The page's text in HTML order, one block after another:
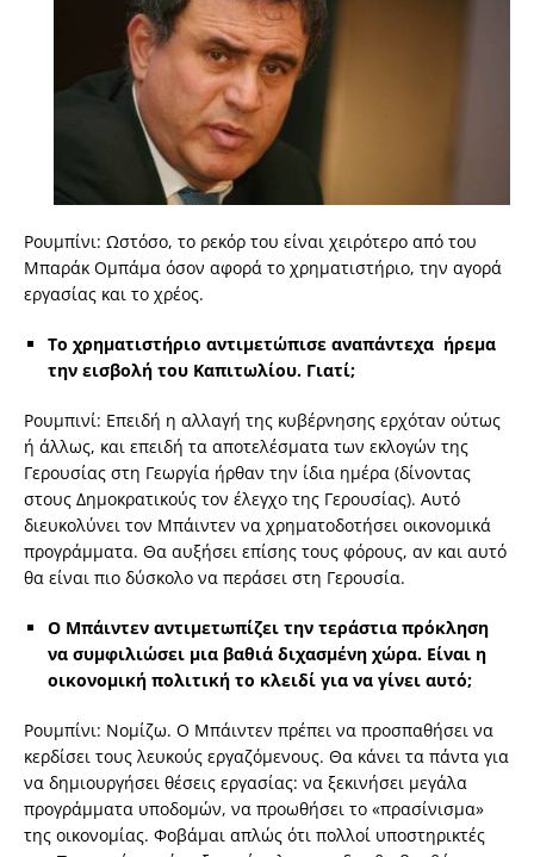
Ρουμπίνι: Ωστόσο, το ρεκόρ του είναι χειρότερο από του
Μπαράκ Ομπάμα όσον αφορά το χρηματιστήριο, την αγορά
εργασίας και το χρέος.
Το χρηματιστήριο αντιμετώπισε αναπάντεχα ήρεμα
την εισβολή του Καπιτωλίου. Γιατί;
Ρουμπινί: Επειδή η αλλαγή της κυβέρνησης ερχόταν ούτως
ή άλλως, και επειδή τα αποτελέσματα των εκλογών της
Γερουσίας στη Γεωργία ήρθαν την ίδια ημέρα (δίνοντας
στους Δημοκρατικούς τον έλεγχο της Γερουσίας). Αυτό
διευκολύνει τον Μπάιντεν να χρηματοδοτήσει οικονομικά
προγράμματα. Θα αυξήσει επίσης τους φόρους, αν και αυτό
θα είναι πιο δύσκολο να περάσει στη Γερουσία.
Ο Μπάιντεν αντιμετωπίζει την τεράστια πρόκληση
να συμφιλιώσει μια βαθιά διχασμένη χώρα. Είναι η
οικονομική πολιτική το κλειδί για να γίνει αυτό;
Ρουμπίνι: Νομίζω. Ο Μπάιντεν πρέπει να προσπαθήσει να
κερδίσει τους λευκούς εργαζόμενους. Θα κάνει τα πάντα για
να δημιουργήσει θέσεις εργασίας: να ξεκινήσει μεγάλα
προγράμματα υποδομών, να προωθήσει το «πρασίνισμα»
της οικονομίας. Φοβάμαι απλώς ότι πολλοί υποστηρικτές